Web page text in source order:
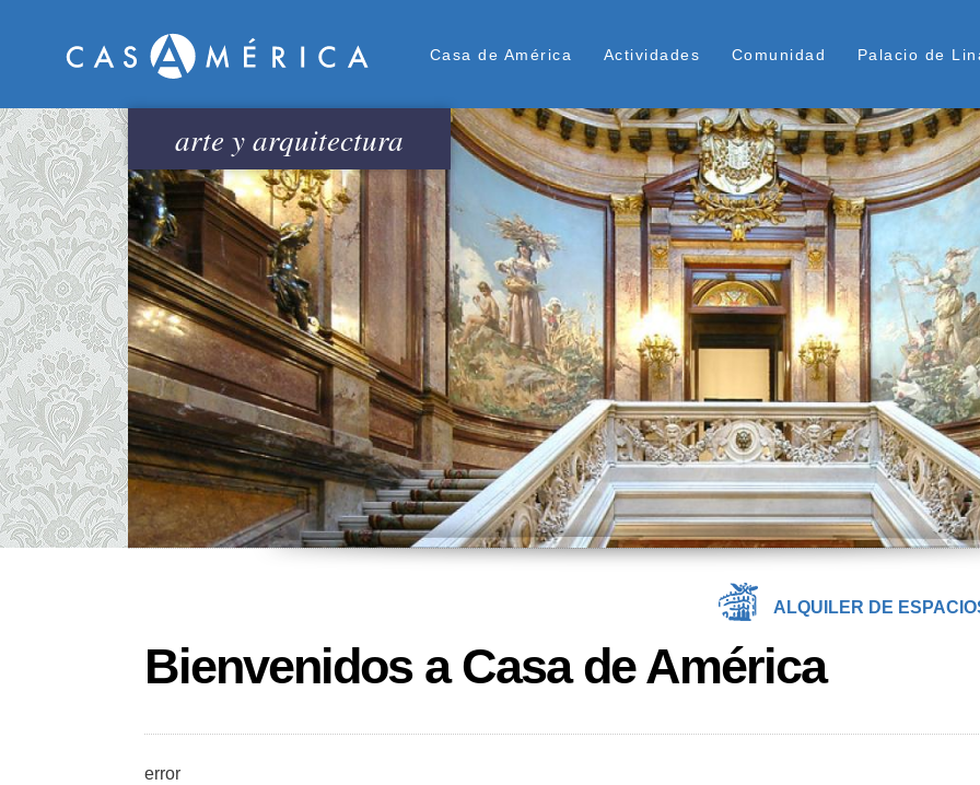
Menú Superior
Casa de América Actividades Comunidad Palacio de
arte y arquitectura
ALQUILER DE
Bienvenidos a Casa de América
error